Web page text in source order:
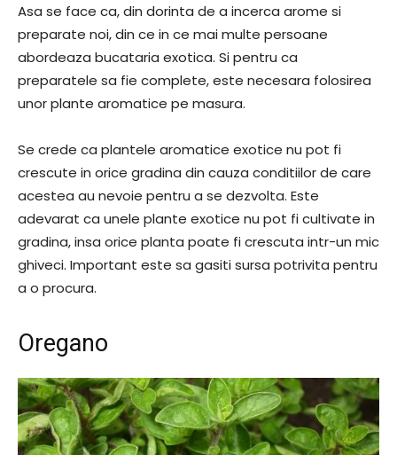
Asa se face ca, din dorinta de a incerca arome si
preparate noi, din ce in ce mai multe persoane
abordeaza bucataria exotica. Si pentru ca
preparatele sa fie complete, este necesara folosirea
unor plante aromatice pe masura.
Se crede ca plantele aromatice exotice nu pot fi
crescute in orice gradina din cauza conditiilor de care
acestea au nevoie pentru a se dezvolta. Este
adevarat ca unele plante exotice nu pot fi cultivate in
gradina, insa orice planta poate fi crescuta intr-un mic
ghiveci. Important este sa gasiti sursa potrivita pentru
a o procura.
Oregano